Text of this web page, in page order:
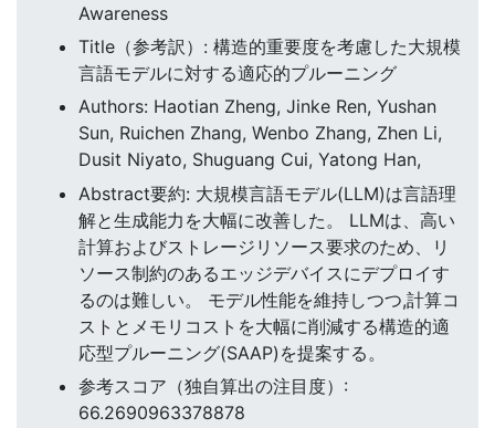
Awareness
Title（参考訳）: 構造的重要度を考慮した大規模
言語モデルに対する適応的プルーニング
Authors: Haotian Zheng, Jinke Ren, Yushan
Sun, Ruichen Zhang, Wenbo Zhang, Zhen Li,
Dusit Niyato, Shuguang Cui, Yatong Han,
Abstract要約: 大規模言語モデル(LLM)は言語理
解と生成能力を大幅に改善した。 LLMは、高い
計算およびストレージリソース要求のため、リ
ソース制約のあるエッジデバイスにデプロイす
るのは難しい。 モデル性能を維持しつつ,計算コ
ストとメモリコストを大幅に削減する構造的適
応型プルーニング(SAAP)を提案する。
参考スコア（独自算出の注目度）:
66.2690963378878